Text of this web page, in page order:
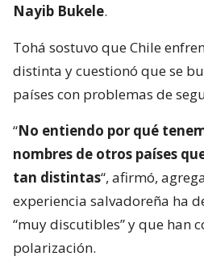
Nayib Bukele.
Tohá sostuvo que Chile
distinta y cuestionó que se
países con problemas de
“No entiendo por qué
nombres de otros países
tan distintas“, afirmó,
experiencia salvadoreña ha
“muy discutibles” y que han
polarización.